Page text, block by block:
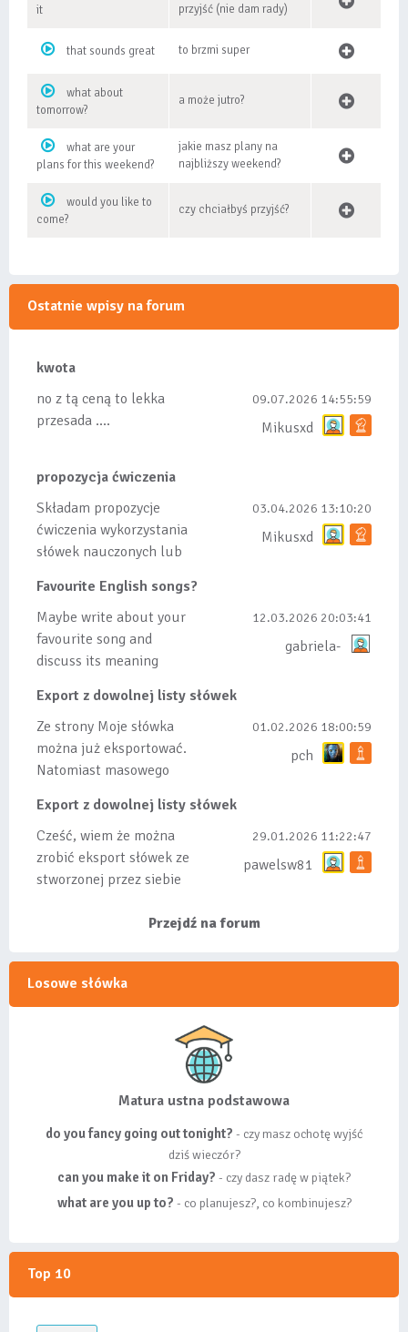
it przyjść (nie dam rady)
that sounds great to brzmi super
what about
tomorrow?
a może jutro?
what are your
plans for this weekend?
jakie masz plany na
najbliższy weekend?
would you like to
come?
czy chciałbyś przyjść?
Ostatnie wpisy na forum
kwota
no z tą ceną to lekka
przesada ....
09.07.2026 14:55:59
Mikusxd
propozycja ćwiczenia
Składam propozycje
ćwiczenia wykorzystania
słówek nauczonych lub
tez ze wszys...
03.04.2026 13:10:20
Mikusxd
Favourite English songs?
Maybe write about your
favourite song and
discuss its meaning
12.03.2026 20:03:41
gabriela-
Export z dowolnej listy słówek
Ze strony Moje słówka
można już eksportować.
Natomiast masowego
bo wiąże się...
01.02.2026 18:00:59
pch
Export z dowolnej listy słówek
Cześć, wiem że można
zrobić eksport słówek ze
stworzonej przez siebie
29.01.2026 11:22:47
pawelsw81
Przejdź na forum
Losowe słówka
Matura ustna podstawowa
do you fancy going out tonight? - czy masz ochotę wyjść
dziś wieczór?
can you make it on Friday? - czy dasz radę w piątek?
what are you up to? - co planujesz?, co kombinujesz?
Top 10